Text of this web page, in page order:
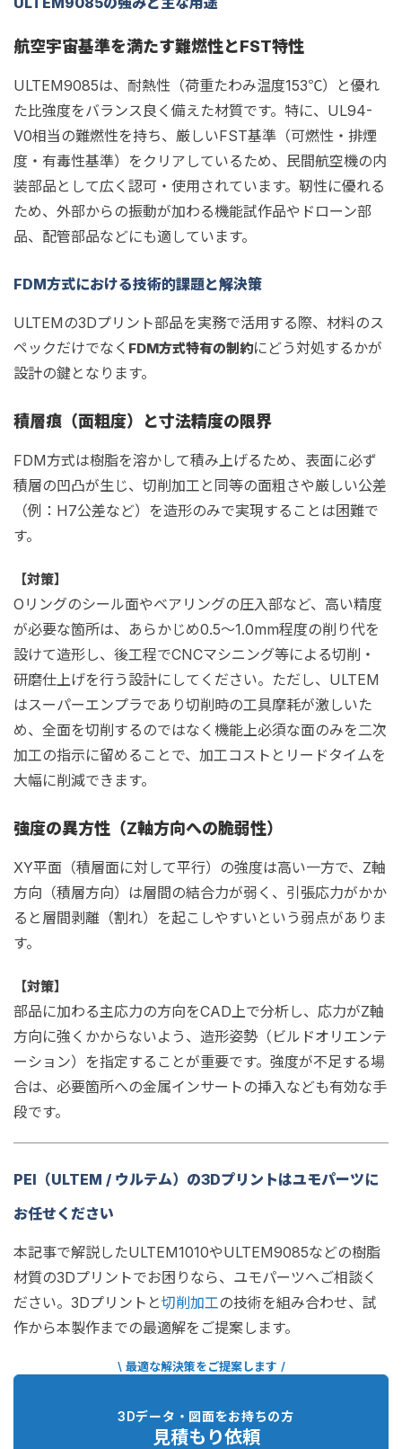
航空宇宙基準を満たす難燃性とFST特性
ULTEM9085は、耐熱性（荷重たわみ温度153℃）と優れ
た比強度をバランス良く備えた材質です。特に、UL94-
V0相当の難燃性を持ち、厳しいFST基準（可燃性・排煙
度・有毒性基準）をクリアしているため、民間航空機の内
装部品として広く認可・使用されています。靭性に優れる
ため、外部からの振動が加わる機能試作品やドローン部
品、配管部品などにも適しています。
FDM方式における技術的課題と解決策
ULTEMの3Dプリント部品を実務で活用する際、材料のス
ペックだけでなく FDM方式特有の制約にどう対処するかが
設計の鍵となります。
積層痕（面粗度）と寸法精度の限界
FDM方式は樹脂を溶かして積み上げるため、表面に必ず
積層の凹凸が生じ、切削加工と同等の面粗さや厳しい公差
（例：H7公差など）を造形のみで実現することは困難で
す。
【対策】
Oリングのシール面やベアリングの圧入部など、高い精度
が必要な箇所は、あらかじめ0.5〜1.0mm程度の削り代を
設けて造形し、後工程でCNCマシニング等による切削・
研磨仕上げを行う設計にしてください。ただし、ULTEM
はスーパーエンプラであり切削時の工具摩耗が激しいた
め、全面を切削するのではなく機能上必須な面のみを二次
加工の指示に留めることで、加工コストとリードタイムを
大幅に削減できます。
強度の異方性（Z軸方向への脆弱性）
XY平面（積層面に対して平行）の強度は高い一方で、Z軸
方向（積層方向）は層間の結合力が弱く、引張応力がかか
ると層間剥離（割れ）を起こしやすいという弱点がありま
す。
【対策】
部品に加わる主応力の方向をCAD上で分析し、応力がZ軸
方向に強くかからないよう、造形姿勢（ビルドオリエンテ
ーション）を指定することが重要です。強度が不足する場
合は、必要箇所への金属インサートの挿入なども有効な手
段です。
PEI（ULTEM / ウルテム）の3Dプリントはユモパーツに
お任せください
本記事で解説したULTEM1010やULTEM9085などの樹脂
材質の3Dプリントでお困りなら、ユモパーツへご相談く
ださい。3Dプリントと切削加工の技術を組み合わせ、試
作から本製作までの最適解をご提案します。
\ 最適な解決策をご提案します /
3Dデータ・図面をお持ちの方
見積もり依頼